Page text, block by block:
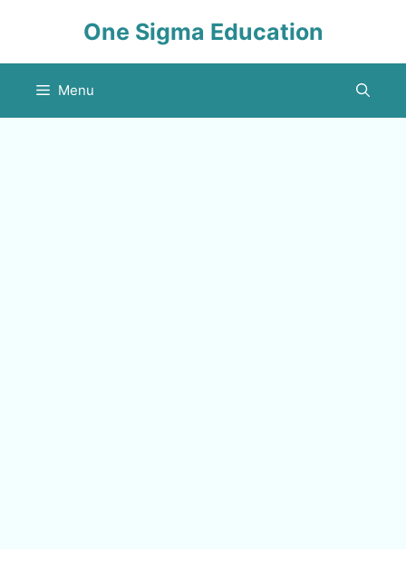
One Sigma Education
Menu